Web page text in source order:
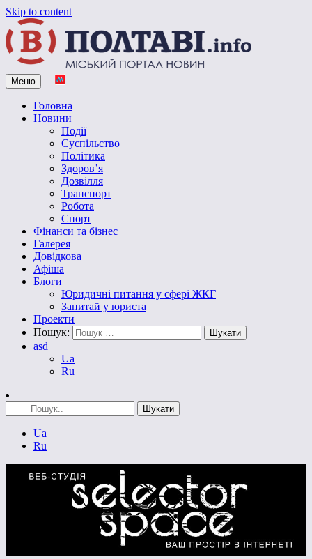
Skip to content
Vpoltave.info
Полтавський портал новин
Меню
Головна
Новини
Події
Суспільство
Політика
Здоров’я
Дозвілля
Транспорт
Робота
Спорт
Фінанси та бізнес
Галерея
Довідкова
Афіша
Блоги
Юридичні питання у сфері ЖКГ
Запитай у юриста
Проекти
Пошук:
asd
Ua
Ru
Ua
Ru